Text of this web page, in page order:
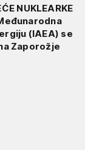
NUKLEARKE
(IAEA) se
Zaporožje